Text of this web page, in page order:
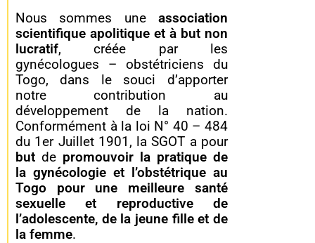
Nous sommes une association
scientifique apolitique et à but non
lucratif, créée par les
gynécologues – obstétriciens du
Togo, dans le souci d’apporter
notre contribution au
développement de la nation.
Conformément à la loi N° 40 – 484
du 1er Juillet 1901, la SGOT a pour
but de promouvoir la pratique de
la gynécologie et l’obstétrique au
Togo pour une meilleure santé
sexuelle et reproductive de
l’adolescente, de la jeune fille et de
la femme.